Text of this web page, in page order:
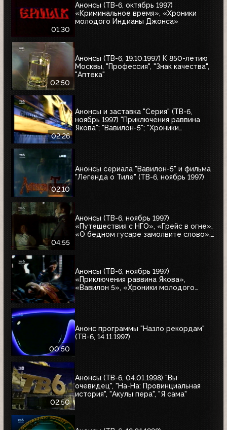
01:30
Анонсы (ТВ-6, октябрь 1997)
«Криминальное время», «Хроники
молодого Индианы Джонса»
02:50
Анонсы (ТВ-6, 19.10.1997) К 850-летию
Москвы, "Профессия", "Знак качества",
"Аптека"
02:26
Анонсы и заставка "Серия" (ТВ-6,
ноябрь 1997) "Приключения раввина
Якова"; "Вавилон-5"; "Хроники
02:10
Анонсы сериала "Вавилон-5" и фильма
"Легенда о Тиле" (ТВ-6, ноябрь 1997)
04:55
Анонсы (ТВ-6, ноябрь 1997)
«Путешествия с НГО», «Грейс в огне»,
«О бедном гусаре замолвите слово»,
Анонсы (ТВ-6, ноябрь 1997)
«Приключения раввина Якова»,
«Вавилон 5», «Хроники молодого
00:50
Анонс программы "Назло рекордам"
(ТВ-6, 14.11.1997)
02:50
Анонсы (ТВ-6, 04.01.1998) "Вы
очевидец", "На-На: Провинциальная
история", "Акулы пера", "Я сама"